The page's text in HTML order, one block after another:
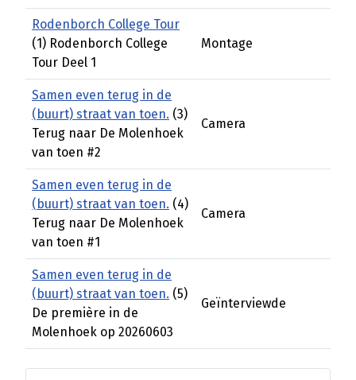
Rodenborch College Tour
(1) Rodenborch College
Tour Deel 1
Montage
Samen even terug in de
(buurt) straat van toen. (3)
Terug naar De Molenhoek
van toen #2
Camera
Samen even terug in de
(buurt) straat van toen. (4)
Terug naar De Molenhoek
van toen #1
Camera
Samen even terug in de
(buurt) straat van toen. (5)
De première in de
Molenhoek op 20260603
Geïnterviewde